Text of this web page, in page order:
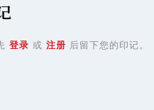
登录 或 注册 后留下您的印记。